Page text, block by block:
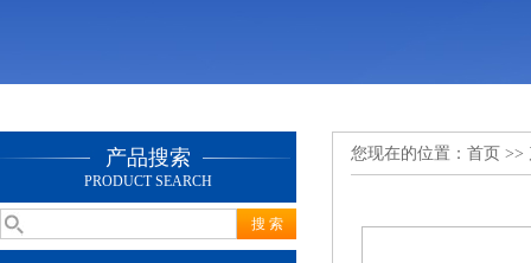
产品搜索
PRODUCT SEARCH
您现在的位置： 首页 >>